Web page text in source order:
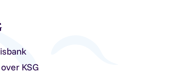
KSG